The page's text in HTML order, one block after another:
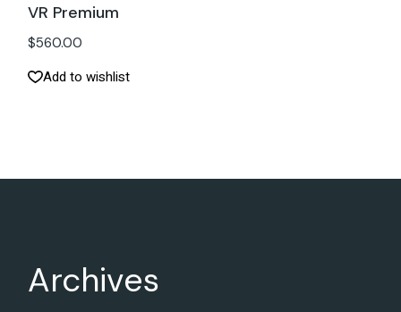
VR Premium
$560.00
Add to wishlist
Archives